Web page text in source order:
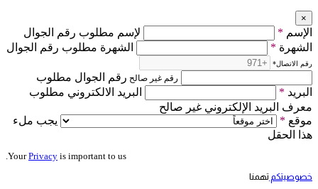
×
الإسم *
لإسم مطلوب رقم الجوال
الشهرة * الشهرة مطلوب رقم الجوال
رقم الاتصال*
رقم غير صالح رقم الجوال مطلوب
البريد *
البريد الالكتروني مطلوب
معرف البريد الإلكتروني غير صالح
موقع *
يجب ملء
هذا الحقل
YourPrivacy is important to us.
خصوصيتكم تهمنا